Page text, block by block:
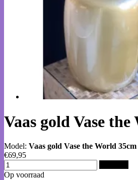
Vaas gold Vase
Model: Vaas gold Vase the World 35cm
€69,95
Op voorraad